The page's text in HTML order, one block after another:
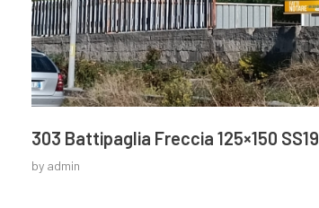
303 Battipaglia Freccia 125×150 SS19
by admin